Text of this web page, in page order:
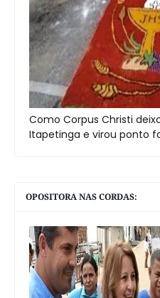
Como Corpus Christi
Itapetinga e virou ponto
OPOSITORA NAS CORDAS: